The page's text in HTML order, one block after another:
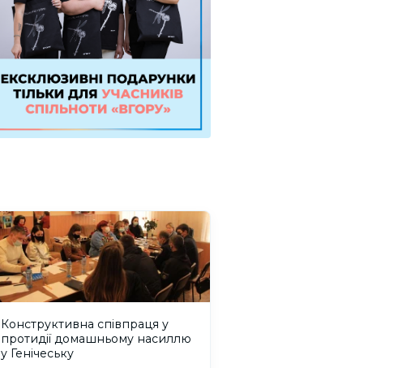
Конструктивна співпраця у
протидії домашньому насиллю
у Генічеську